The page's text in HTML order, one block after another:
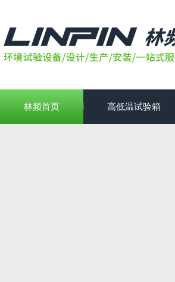
林频首页 高低温试验箱